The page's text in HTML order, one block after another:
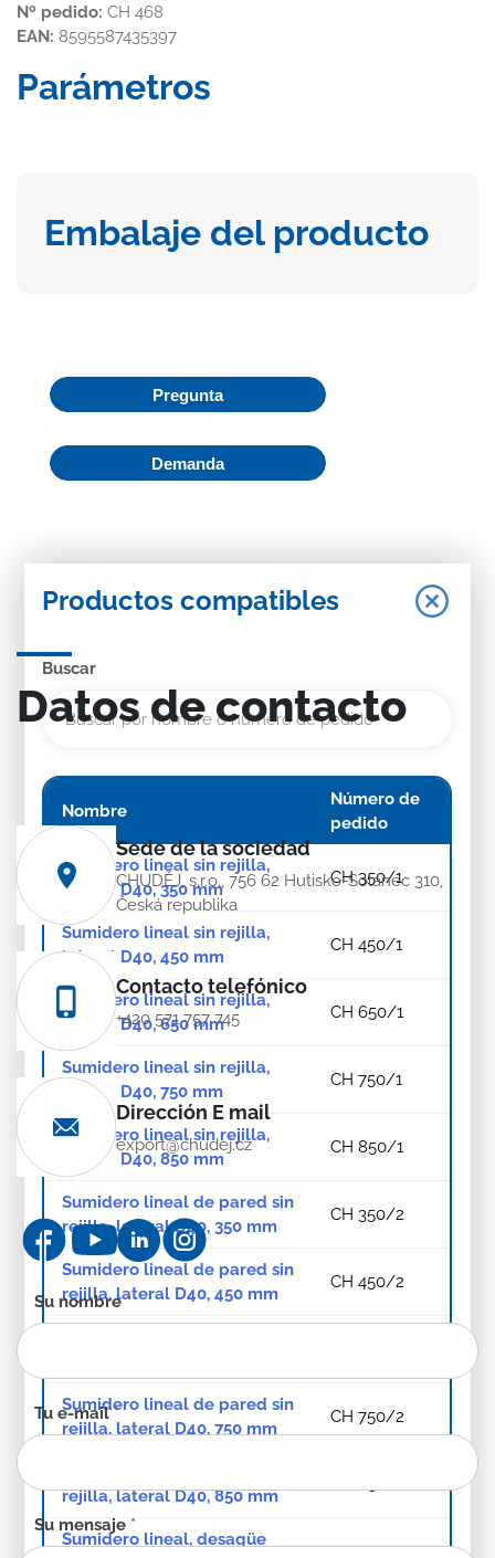
Nº pedido: CH 468
EAN: 8595587435397
Parámetros
Embalaje del producto
Pregunta
Demanda
Productos compatibles
Buscar
Nombre
Número de
pedido
Sumidero lineal sin rejilla,
lateral D40, 350 mm
CH 350/1
Sumidero lineal sin rejilla,
lateral D40, 450 mm
CH 450/1
Sumidero lineal sin rejilla,
lateral D40, 650 mm
CH 650/1
Sumidero lineal sin rejilla,
lateral D40, 750 mm
CH 750/1
Sumidero lineal sin rejilla,
lateral D40, 850 mm
CH 850/1
Sumidero lineal de pared sin
rejilla, lateral D40, 350 mm
CH 350/2
Sumidero lineal de pared sin
rejilla, lateral D40, 450 mm
CH 450/2
Sumidero lineal de pared sin
rejilla, lateral D40, 750 mm
CH 750/2
rejilla, lateral D40, 850 mm
Sumidero lineal, desagüe
Datos de contacto
Sede de la sociedad
CHUDĚJ, s.r.o., 756 62 Hutisko-Solanec 310,
Česká republika
Contacto telefónico
+420 571 757 745
Dirección E mail
export@chudej.cz
Formulario
de
contacto
Su nombre*
Tu e-mail*
Su mensaje *